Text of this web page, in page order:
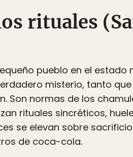
rituales
pueblo en el estado
misterio, tanto
Son normas de los
rituales sincréticos,
se elevan sobre
de coca-cola.